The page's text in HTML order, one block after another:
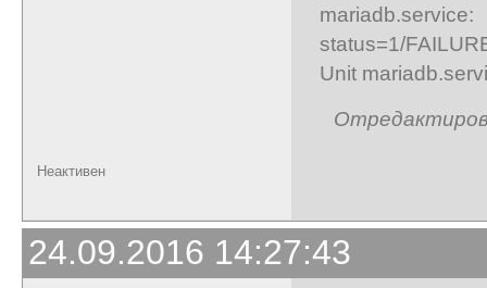
status=1/
Unit
Неактивен
24.09.2016 14:27:43